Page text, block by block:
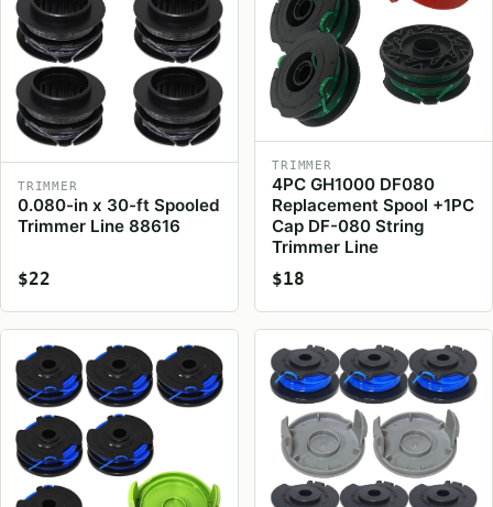
TRIMMER
0.080-in x 30-ft Spooled
Trimmer Line 88616
$22
TRIMMER
4PC GH1000 DF080
Replacement Spool +1PC
Cap DF-080 String
Trimmer Line
$18